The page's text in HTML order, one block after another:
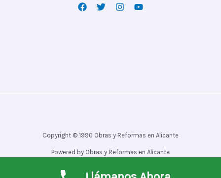
Copyright © 1990 Obras y Reformas en Alicante
Powered by Obras y Reformas en Alicante